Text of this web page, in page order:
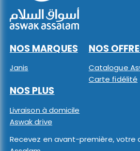
NOS MARQUES
Janis
NOS
Catalogue
Carte fidélité
NOS PLUS
Livraison à domicile
Aswak drive
Recevez en avant-première, votre